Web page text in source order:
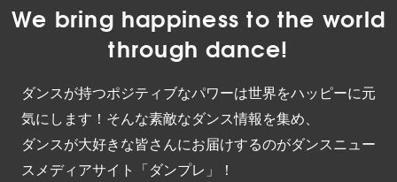
We bring happiness to the world
through dance!
ダンスが持つポジティブなパワーは世界をハッピーに元
気にします！そんな素敵なダンス情報を集め、
ダンスが大好きな皆さんにお届けするのがダンスニュー
スメディアサイト「ダンプレ」！